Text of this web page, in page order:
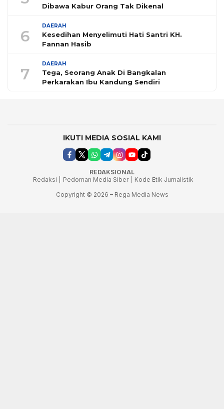
Dibawa Kabur Orang Tak Dikenal
6
DAERAH
Kesedihan Menyelimuti Hati Santri KH.
Fannan Hasib
7
DAERAH
Tega, Seorang Anak Di Bangkalan
Perkarakan Ibu Kandung Sendiri
IKUTI MEDIA SOSIAL KAMI
REDAKSIONAL
Redaksi |
Pedoman Media Siber |
Kode Etik Jurnalistik
Copyright © 2026 – Rega Media News